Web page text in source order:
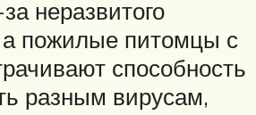
неразвитого
пожилые питомцы с
способность
разным вирусам,